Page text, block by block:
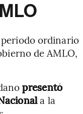
ordinario
de AMLO,
presentó
a la